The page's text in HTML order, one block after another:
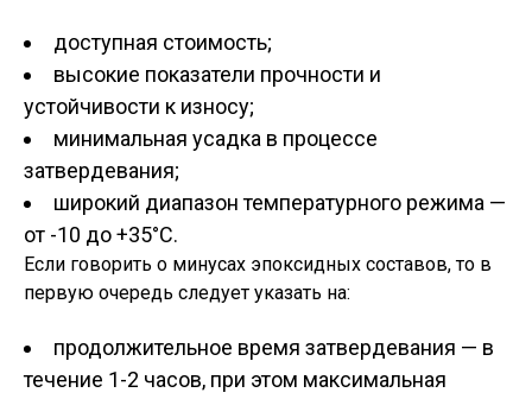
доступная стоимость;
высокие показатели прочности и
устойчивости к износу;
минимальная усадка в процессе
затвердевания;
широкий диапазон температурного режима —
от -10 до +35°С.
Если говорить о минусах эпоксидных составов, то в
первую очередь следует указать на:
продолжительное время затвердевания — в
течение 1-2 часов, при этом максимальная